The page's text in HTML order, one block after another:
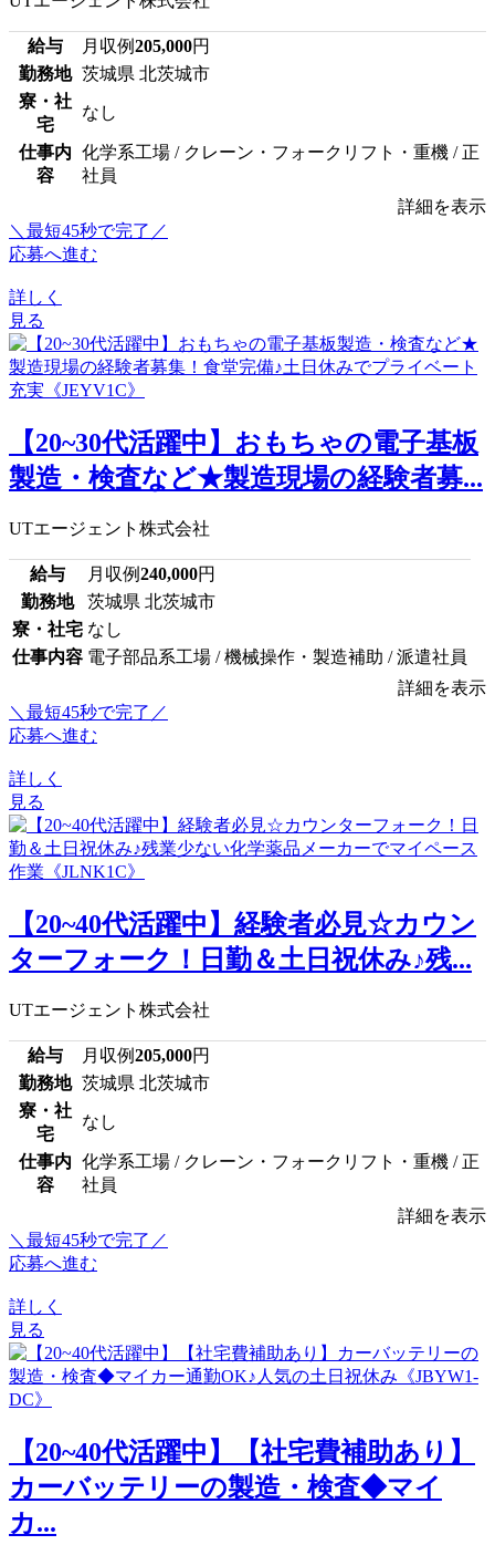
給与 月収例205,000円
勤務地 茨城県 北茨城市
寮・社
宅
なし
仕事内
容
化学系工場 / クレーン・フォークリフト・重機 / 正
社員
詳細を表示
＼最短45秒で完了／
応募へ進む
詳しく
見る
【20~30代活躍中】おもちゃの電子基板
製造・検査など★製造現場の経験者募...
UTエージェント株式会社
給与 月収例240,000円
勤務地
茨城県 北茨城市
寮・社宅 なし
仕事内容 電子部品系工場 / 機械操作・製造補助 / 派遣社員
詳細を表示
＼最短45秒で完了／
応募へ進む
詳しく
見る
【20~40代活躍中】経験者必見☆カウン
ターフォーク！日勤＆土日祝休み♪残...
UTエージェント株式会社
給与 月収例205,000円
勤務地 茨城県 北茨城市
寮・社
宅
なし
仕事内
容
化学系工場 / クレーン・フォークリフト・重機 / 正
社員
詳細を表示
＼最短45秒で完了／
応募へ進む
詳しく
見る
【20~40代活躍中】【社宅費補助あり】
カーバッテリーの製造・検査◆マイ
カ...